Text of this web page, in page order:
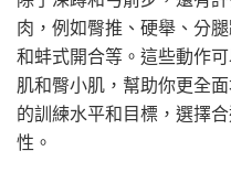
肉，例如臀推、硬舉、分
和蚌式開合等。這些動作
肌和臀小肌，幫助你更全
的訓練水平和目標，選擇
性。